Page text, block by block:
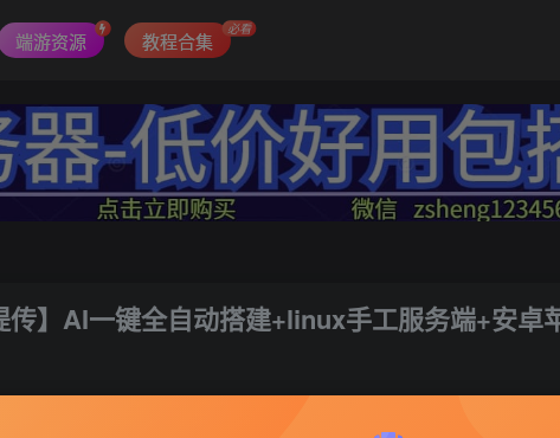
端游资源 教程合集
必看
】AI一键全自动搭建+linux手工服务端+安卓